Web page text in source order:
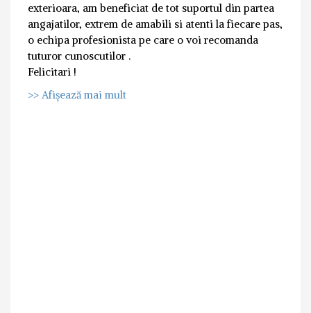
exterioara, am beneficiat de tot suportul din partea
angajatilor, extrem de amabili si atenti la fiecare pas,
o echipa profesionista pe care o voi recomanda
tuturor cunoscutilor .
Felicitari !
>> Afișează mai mult